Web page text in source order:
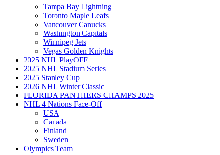
Tampa Bay Lightning
Toronto Maple Leafs
Vancouver Canucks
Washington Capitals
Winnipeg Jets
Vegas Golden Knights
2025 NHL PlayOFF
2025 NHL Stadium Series
2025 Stanley Cup
2026 NHL Winter Classic
FLORIDA PANTHERS CHAMPS 2025
NHL 4 Nations Face-Off
USA
Canada
Finland
Sweden
Olympics Team